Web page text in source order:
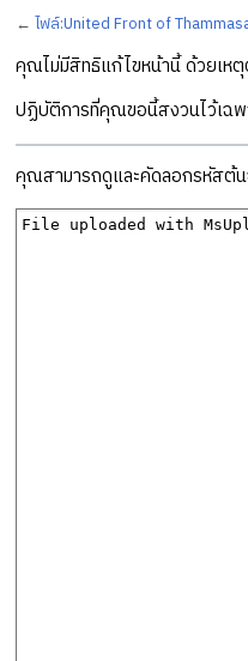
← ไฟล์:United Front of
คุณไม่มีสิทธิแก้ไขหน้านี้ ด้วยเห
ปฏิบัติการที่คุณขอนี้สงวนไว้เฉพ
คุณสามารถดูและคัดลอกรหัสต้